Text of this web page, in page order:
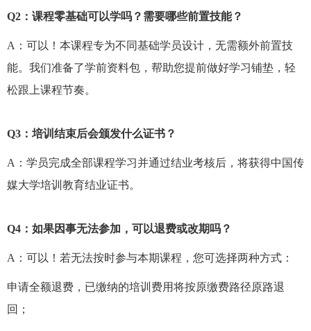
Q2 ：课程零基础可以学吗？需要哪些前置技能？
A ：可以！本课程专为不同基础学员设计，无需额外前置技
能。我们准备了学前资料包，帮助您提前做好学习铺垫，轻
松跟上课程节奏。
Q3 ：培训结束后会颁发什么证书？
A ：学员完成全部课程学习并通过结业考核后，将获得中国传
媒大学培训教育结业证书。
Q4 ：如果因事无法参加，可以退费或改期吗？
A ：可以！若无法按时参与本期课程，您可选择两种方式：
申请全额退费，已缴纳的培训费用将按原缴费路径原路退
回；